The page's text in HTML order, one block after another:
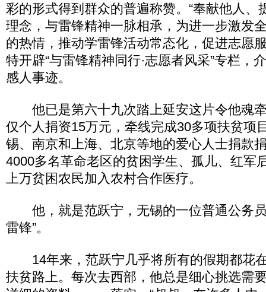
彩的形式得到群众的普遍称赞。“奉献他人、
理念，与雷锋精神一脉相承，为进一步激发
的热情，推动学雷锋活动常态化，促进志愿
特开辟“与雷锋精神同行·志愿者风采”专栏，
感人事迹。
他已是第六十九次踏上延安这片令他魂
仅个人捐资15万元，牵线完成30多项扶贫项
锡、南京和上海、北京等地的爱心人士捐款
4000多名革命老区的贫困学生、孤儿、红军
上万贫困农民加入农村合作医疗。
他，就是范跃宁，无锡的一位普通公务员
雷锋”。
14年来，范跃宁几乎将所有的假期都花
扶贫路上。每次去西部，他总是细心挑选需